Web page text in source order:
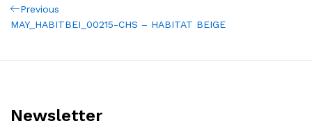
Navigation
l’article
Previous
Post
Previous
MAY_HABITBEI_00215-CHS – HABITAT BEIGE
Newsletter